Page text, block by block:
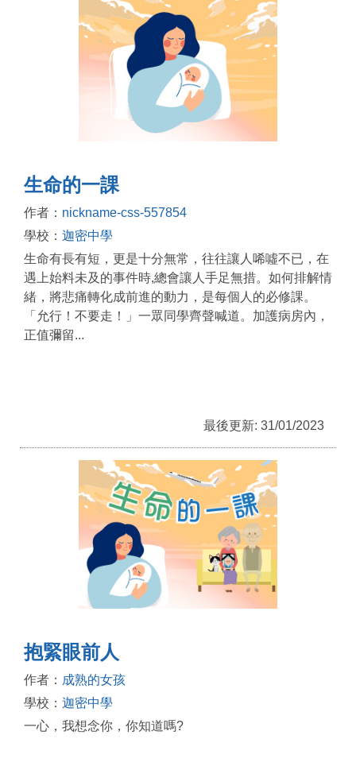
生命的一課
作者： nickname-css-557854
學校： 迦密中學
生命有長有短，更是十分無常，往往讓人唏噓不已，在
遇上始料未及的事件時,總會讓人手足無措。如何排解情
緒，將悲痛轉化成前進的動力，是每個人的必修課。
「允行！不要走！」一眾同學齊聲喊道。加護病房內，
正值彌留...
最後更新: 31/01/2023
抱緊眼前人
作者： 成熟的女孩
學校： 迦密中學
一心，我想念你，你知道嗎?